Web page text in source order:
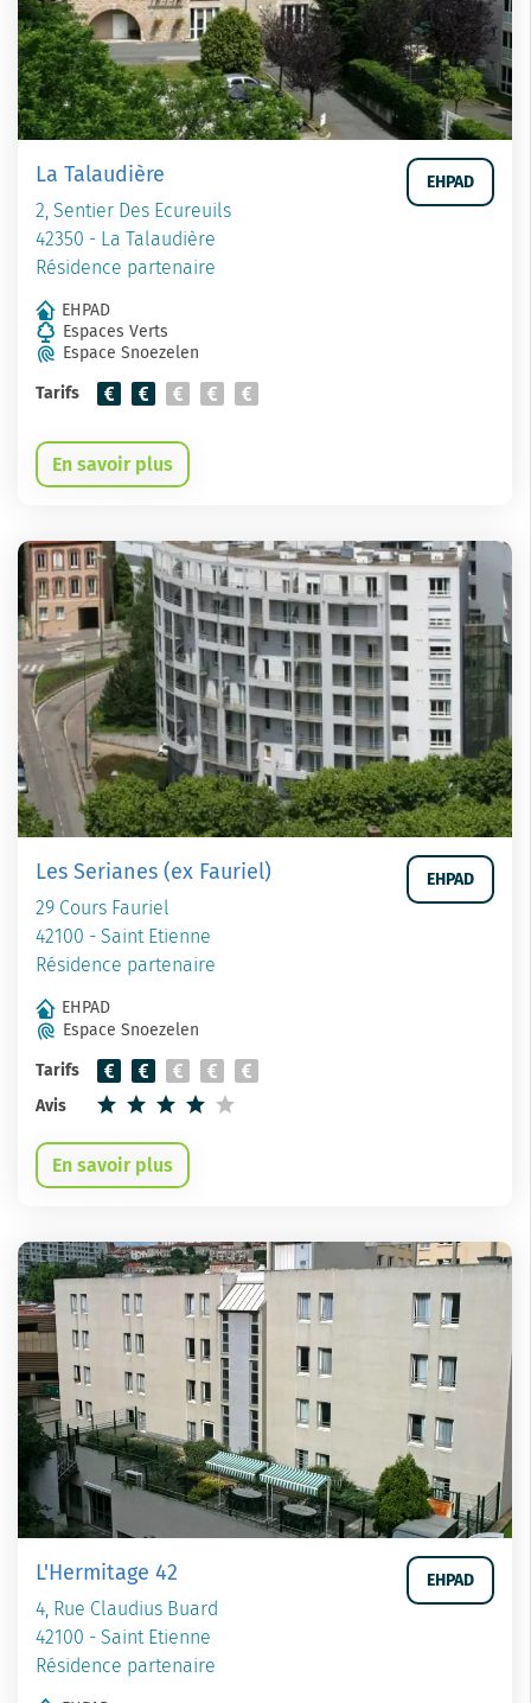
La Talaudière
2, Sentier Des Ecureuils
42350 - La Talaudière
Résidence partenaire
EHPAD
EHPAD
Espaces Verts
Espace Snoezelen
Tarifs
En savoir plus
Les Serianes (ex Fauriel)
29 Cours Fauriel
42100 - Saint Etienne
Résidence partenaire
EHPAD
EHPAD
Espace Snoezelen
Tarifs
Avis
En savoir plus
L'Hermitage 42
4, Rue Claudius Buard
42100 - Saint Etienne
Résidence partenaire
EHPAD